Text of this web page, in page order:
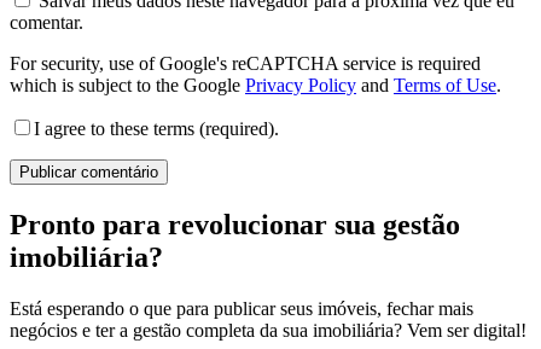
comentar.
For security, use of Google's reCAPTCHA service is required
which is subject to the Google Privacy Policy and Terms of Use.
I agree to these terms (required).
Pronto para revolucionar sua gestão
imobiliária?
Está esperando o que para publicar seus imóveis, fechar mais
negócios e ter a gestão completa da sua imobiliária? Vem ser digital!